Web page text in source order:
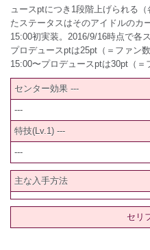
ュースptにつき1段階上げられる
たステータスはそのアイドルのカ
15:00初実装。2016/9/16時点で各
プロデュースptは25pt（＝ファン
15:00〜プロデュースptは30pt（＝
センター効果 ---
---
特技(Lv.1) ---
---
主な入手方法
セリ